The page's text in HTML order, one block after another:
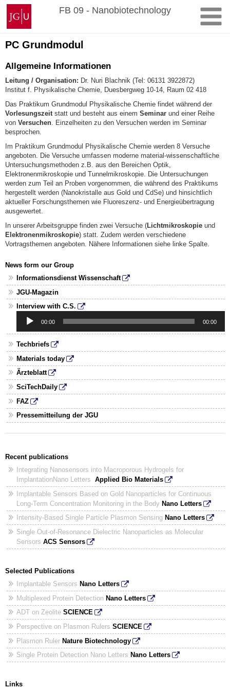
Skip
content
Johannes
Gutenberg
University
Mainz
FB 09 - Nanobiotechnology
PC Grundmodul
Allgemeine Informationen
Leitung / Organisation: Dr. Nuri Blachnik (Tel: 06131 3922872)
Institut f. Physikalische Chemie, Duesbergweg 10-14, Raum 02 418
Das Praktikum Grundmodul Physikalische Chemie findet während der
Vorlesungszeitstatt und besteht aus einem Seminar und einer Reihe
von Versuchen. Einzelheiten zu den Versuchen werden im Seminar
besprochen.
Im Praktikum Grundmodul Physikalische Chemie werden 8 Versuche
angeboten. Die Versuche umfassen moderne material-wissenschaftliche
Untersuchungsmethoden z.B. aus den Bereichen Optik,
Elektronenmikroskopie und Tunnelmikroskopie. Die Untersuchungen
werden zum Teil an Proben vorgenommen, die während des Praktikums
hergestellt werden (Nanokristalle aus Gold und CdSe) und hinsichtlich
aktueller Forschungsthemen wie Fluoreszenz- und Energieübertragung
ausgewertet.
In unserer Arbeitsgruppe finden zwei Versuche (Lichtmikroskopie und
Elektronenmikroskopie) statt. Zudem werden verschiedene
Vortragsthemen angeboten. Nähere Informationen siehe linke Spalte.
News form our Group
Informationsdienst Wissenschaft
JGU-Magazin
Interview with C.S.
Audio
00:00 00:00
Techbriefs
Materials today
Ärzteblatt
SciTechDaily
FAZ
Pressemitteilung der JGU
Recent publications
Integrating Nanosensors into Macroporous Hydrogels for
ImplantationNano Letters Applied Bio Materials
Implantable Sensors Based on Gold Nanoparticles for Continuous
Long-Term Concentration Monitoring in the Body Nano Letters
Intensity-Based Single Particle Plasmon Sensing Nano Letters
Single Out-of-Resonance Dielectric Nanoparticles as Molecular
Sensors ACS Sensors
Selected Publications
Implantable Sensors Nano Letters
Multiplexed Protein Detection Nano Letters
ADT on Zeolite SCIENCE
Perspective on Plasmon Rulers SCIENCE
Plasmon Ruler Nature Biotechnology
Single Protein Detection Nano Letters Nano Letters
Links